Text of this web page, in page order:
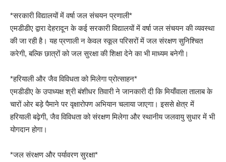
*सरकारी विद्यालयों में वर्षा जल संचयन प्रणाली*
एमडीडीए द्वारा देहरादून के कई सरकारी विद्यालयों में वर्षा जल संचयन की व्यवस्था
की जा रही है। यह प्रणाली न केवल स्कूल परिसरों में जल संरक्षण सुनिश्चित
करेगी, बल्कि छात्रों को जल सुरक्षा की शिक्षा देने का भी माध्यम बनेगी।
*हरियाली और जैव विविधता को मिलेगा प्रोत्साहन*
एमडीडीए के उपाध्यक्ष श्री बंशीधर तिवारी ने जानकारी दी कि मियाँवाला तालाब के
चारों ओर बड़े पैमाने पर वृक्षारोपण अभियान चलाया जाएगा। इससे क्षेत्र में
हरियाली बढ़ेगी, जैव विविधता को संरक्षण मिलेगा और स्थानीय जलवायु सुधार में भी
योगदान होगा।
*जल संरक्षण और पर्यावरण सुरक्षा*